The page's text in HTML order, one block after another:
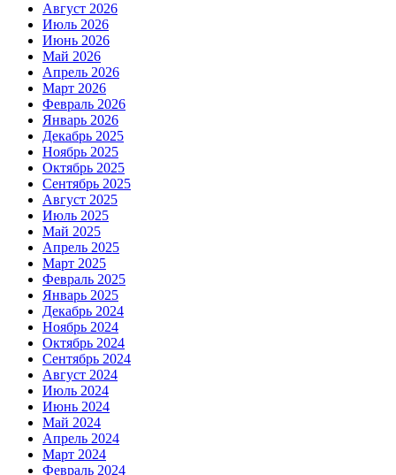
Август 2026
Июль 2026
Июнь 2026
Май 2026
Апрель 2026
Март 2026
Февраль 2026
Январь 2026
Декабрь 2025
Ноябрь 2025
Октябрь 2025
Сентябрь 2025
Август 2025
Июль 2025
Май 2025
Апрель 2025
Март 2025
Февраль 2025
Январь 2025
Декабрь 2024
Ноябрь 2024
Октябрь 2024
Сентябрь 2024
Август 2024
Июль 2024
Июнь 2024
Май 2024
Апрель 2024
Март 2024
Февраль 2024